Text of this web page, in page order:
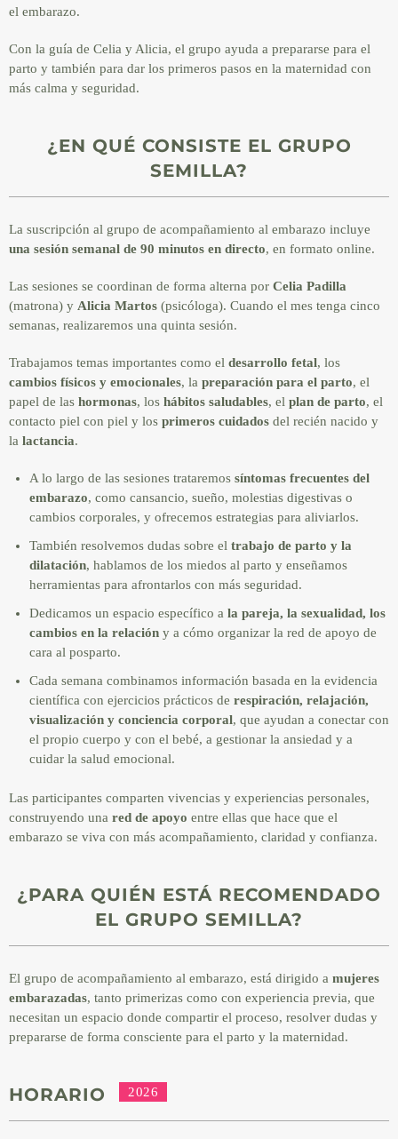
el embarazo.
Con la guía de Celia y Alicia, el grupo ayuda a prepararse para el
parto y también para dar los primeros pasos en la maternidad con
más calma y seguridad.
¿EN QUÉ CONSISTE EL GRUPO
SEMILLA?
La suscripción al grupo de acompañamiento al embarazo incluye
una sesión semanal de 90 minutos en directo, en formato online.
Las sesiones se coordinan de forma alterna por Celia Padilla
(matrona) y Alicia Martos (psicóloga). Cuando el mes tenga cinco
semanas, realizaremos una quinta sesión.
Trabajamos temas importantes como el desarrollo fetal, los
cambios físicos y emocionales, la preparación para el parto, el
papel de las hormonas, los hábitos saludables, el plan de parto, el
contacto piel con piel y los primeros cuidados del recién nacido y
la lactancia.
A lo largo de las sesiones trataremos síntomas frecuentes del
embarazo, como cansancio, sueño, molestias digestivas o
cambios corporales, y ofrecemos estrategias para aliviarlos.
También resolvemos dudas sobre el trabajo de parto y la
dilatación, hablamos de los miedos al parto y enseñamos
herramientas para afrontarlos con más seguridad.
Dedicamos un espacio específico a la pareja, la sexualidad, los
cambios en la relacióny a cómo organizar la red de apoyo de
cara al posparto.
Cada semana combinamos información basada en la evidencia
científica con ejercicios prácticos de respiración, relajación,
visualización y conciencia corporal, que ayudan a conectar con
el propio cuerpo y con el bebé, a gestionar la ansiedad y a
cuidar la salud emocional.
Las participantes comparten vivencias y experiencias personales,
construyendo una red de apoyo entre ellas que hace que el
embarazo se viva con más acompañamiento, claridad y confianza.
¿PARA QUIÉN ESTÁ RECOMENDADO
EL GRUPO SEMILLA?
El grupo de acompañamiento al embarazo, está dirigido a mujeres
embarazadas, tanto primerizas como con experiencia previa, que
necesitan un espacio donde compartir el proceso, resolver dudas y
prepararse de forma consciente para el parto y la maternidad.
HORARIO 2026